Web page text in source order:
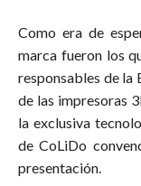
Como era de
marca fueron los
responsables de la
de las impresoras
la exclusiva
de CoLiDo
presentación.